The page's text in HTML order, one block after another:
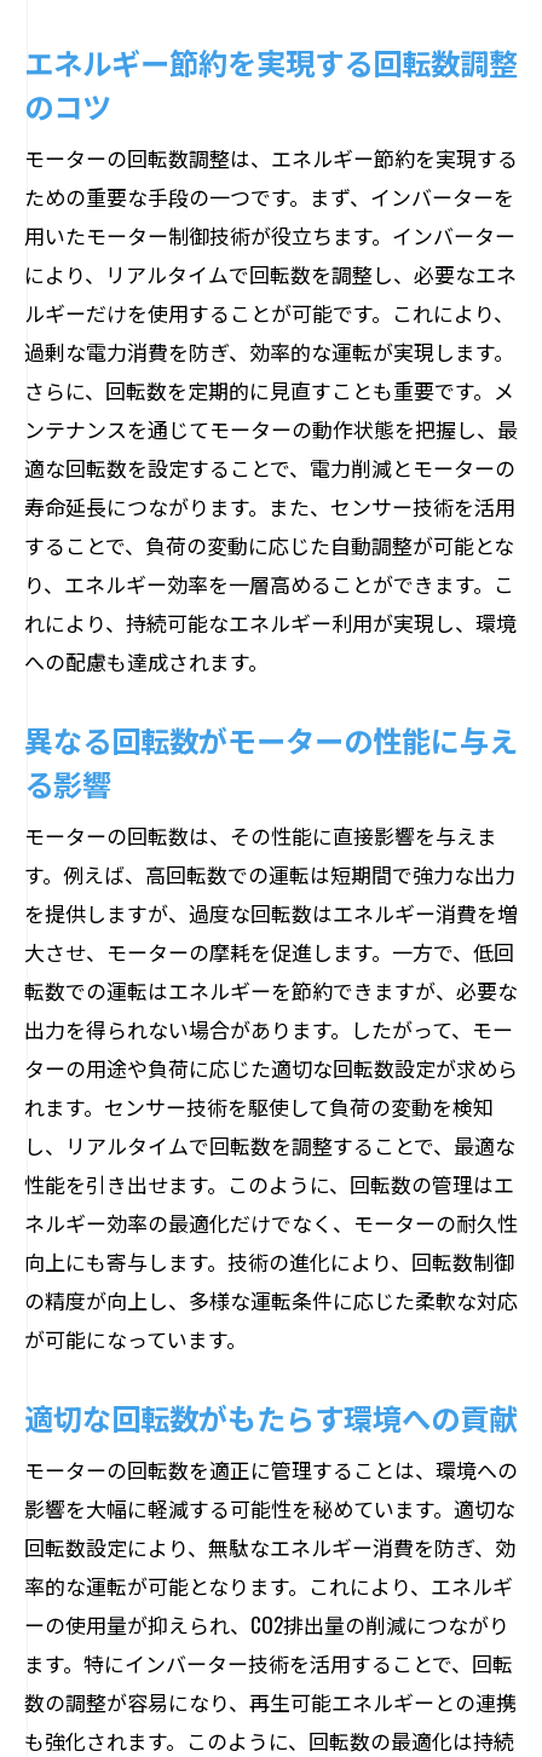
持続可能な社会を目指す回転数制御技術
具体例で解説する回転数による効率向上の手
回転数最適化の実際の事例紹介
効率向上を実現したプロジェクトの分析
回転数調整による成功事例の共有
モーター効率を高めた具体的な方法
回転数管理が成功した事例の探求
実用的な回転数調整の実施例
モーター回転数の調整がもたらす産業用機器
への恩恵
産業機器における回転数調整の重要性
回転数管理が工業効率に与える影響
産業設備の耐久性向上のための回転数
効率的な回転数設定が産業に与える利点
回転数調整で得られる産業界のメリット
日常デバイスの性能を引き出す回転数最適化
の重要性
家庭用機器の効率を高める回転数設定
日常デバイスのエネルギー効率化の実践
回転数調整で実現するデバイス性能向上
消費者向け製品の回転数管理事例
回転数最適化がもたらす日常の利便性
デバイス寿命を延ばす回転数調整法
モーターの回転数がエネルギー消費を左右す
る理由とは
回転数とエネルギー消費の相関性を解説
エネルギー管理における回転数の役割
回転数がエネルギー効率に及ぼす影響と
は
回転数管理がもたらすエネルギー節約の
意義
効率的なエネルギー利用を支える回転数
の役割
エネルギー節約を実現する回転数調整
のコツ
モーターの回転数調整は、エネルギー節約を実現する
ための重要な手段の一つです。まず、インバーターを
用いたモーター制御技術が役立ちます。インバーター
により、リアルタイムで回転数を調整し、必要なエネ
ルギーだけを使用することが可能です。これにより、
過剰な電力消費を防ぎ、効率的な運転が実現します。
さらに、回転数を定期的に見直すことも重要です。メ
ンテナンスを通じてモーターの動作状態を把握し、最
適な回転数を設定することで、電力削減とモーターの
寿命延長につながります。また、センサー技術を活用
することで、負荷の変動に応じた自動調整が可能とな
り、エネルギー効率を一層高めることができます。こ
れにより、持続可能なエネルギー利用が実現し、環境
への配慮も達成されます。
異なる回転数がモーターの性能に与え
る影響
モーターの回転数は、その性能に直接影響を与えま
す。例えば、高回転数での運転は短期間で強力な出力
を提供しますが、過度な回転数はエネルギー消費を増
大させ、モーターの摩耗を促進します。一方で、低回
転数での運転はエネルギーを節約できますが、必要な
出力を得られない場合があります。したがって、モー
ターの用途や負荷に応じた適切な回転数設定が求めら
れます。センサー技術を駆使して負荷の変動を検知
し、リアルタイムで回転数を調整することで、最適な
性能を引き出せます。このように、回転数の管理はエ
ネルギー効率の最適化だけでなく、モーターの耐久性
向上にも寄与します。技術の進化により、回転数制御
の精度が向上し、多様な運転条件に応じた柔軟な対応
が可能になっています。
適切な回転数がもたらす環境への貢献
モーターの回転数を適正に管理することは、環境への
影響を大幅に軽減する可能性を秘めています。適切な
回転数設定により、無駄なエネルギー消費を防ぎ、効
率的な運転が可能となります。これにより、エネルギ
ーの使用量が抑えられ、CO2排出量の削減につながり
ます。特にインバーター技術を活用することで、回転
数の調整が容易になり、再生可能エネルギーとの連携
も強化されます。このように、回転数の最適化は持続